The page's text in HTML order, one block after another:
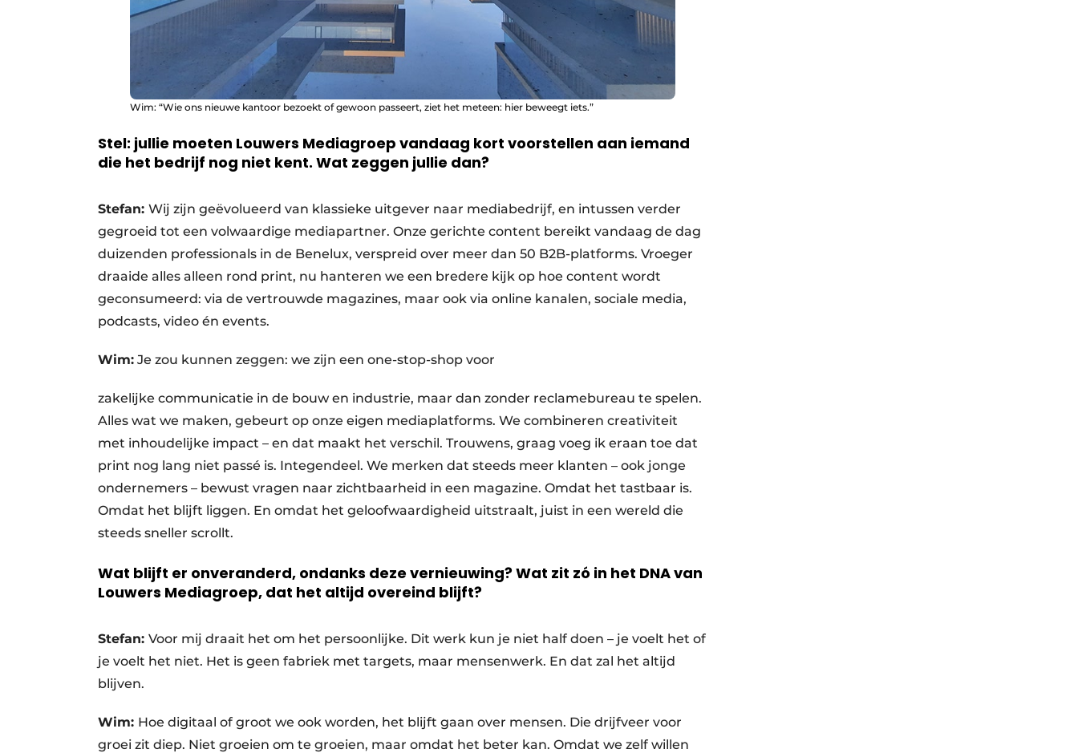
Wim: “Wie ons nieuwe kantoor bezoekt of gewoon passeert, ziet het meteen: hier beweegt iets.”
Stel: jullie moeten Louwers Mediagroep vandaag kort voorstellen aan iemand
die het bedrijf nog niet kent. Wat zeggen jullie dan?
Stefan: Wij zijn geëvolueerd van klassieke uitgever naar mediabedrijf, en intussen verder
gegroeid tot een volwaardige mediapartner. Onze gerichte content bereikt vandaag de dag
duizenden professionals in de Benelux, verspreid over meer dan 50 B2B-platforms. Vroeger
draaide alles alleen rond print, nu hanteren we een bredere kijk op hoe content wordt
geconsumeerd: via de vertrouwde magazines, maar ook via online kanalen, sociale media,
podcasts, video én events.
Wim: Je zou kunnen zeggen: we zijn een one-stop-shop voor
zakelijke communicatie in de bouw en industrie, maar dan zonder reclamebureau te spelen.
Alles wat we maken, gebeurt op onze eigen mediaplatforms. We combineren creativiteit
met inhoudelijke impact – en dat maakt het verschil. Trouwens, graag voeg ik eraan toe dat
print nog lang niet passé is. Integendeel. We merken dat steeds meer klanten – ook jonge
ondernemers – bewust vragen naar zichtbaarheid in een magazine. Omdat het tastbaar is.
Omdat het blijft liggen. En omdat het geloofwaardigheid uitstraalt, juist in een wereld die
steeds sneller scrollt.
Wat blijft er onveranderd, ondanks deze vernieuwing? Wat zit zó in het DNA van
Louwers Mediagroep, dat het altijd overeind blijft?
Stefan: Voor mij draait het om het persoonlijke. Dit werk kun je niet half doen – je voelt het of
je voelt het niet. Het is geen fabriek met targets, maar mensenwerk. En dat zal het altijd
blijven.
Wim: Hoe digitaal of groot we ook worden, het blijft gaan over mensen. Die drijfveer voor
groei zit diep. Niet groeien om te groeien, maar omdat het beter kan. Omdat we zelf willen